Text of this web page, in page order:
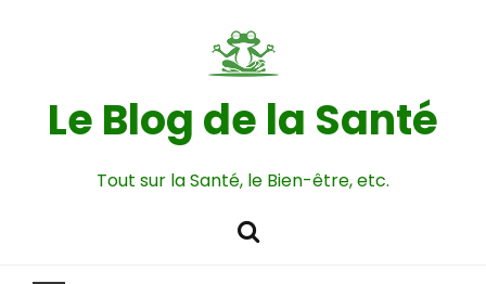
Le Blog de la Santé
Tout sur la Santé, le Bien-être, etc.